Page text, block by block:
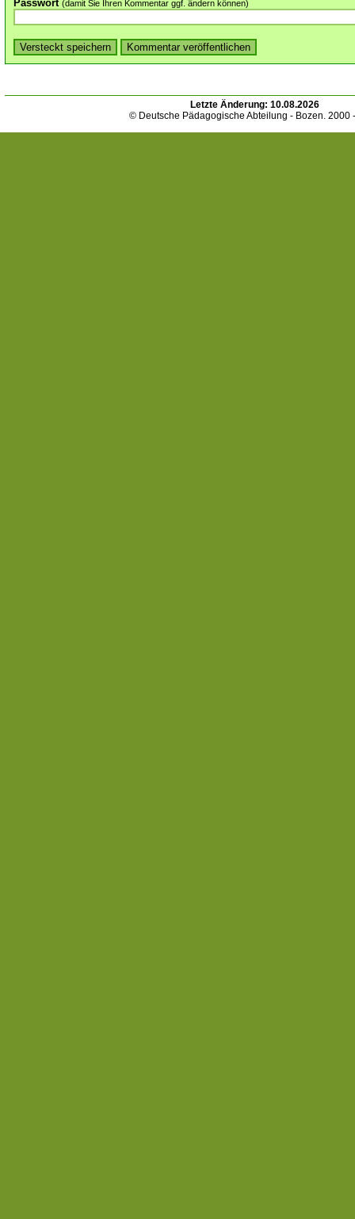
Passwort (damit Sie Ihren Kommentar ggf. ändern können)
Letzte Änderung: 10.08.2026
© Deutsche Pädagogische Abteilung - Bozen. 2000